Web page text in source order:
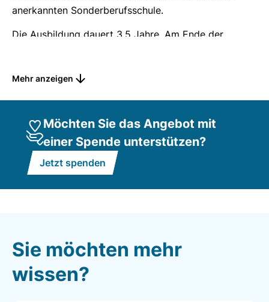
anerkannten Sonderberufsschule.
Die Ausbildung dauert 3,5 Jahre. Am Ende der
Handelskammer (IHK) abgelegt.
Industriemechanik verfügen über technisches
Verständnis und handwerkliches Geschick. Sie haben
ein gutes räumliches Vorstellungsvermöge und
arbeiten exakt und sorgfältig. Sie sind unempfindlich
gegenüber Lärm und Schmutz. Für die Ausbildung
Mehr anzeigen
Möchten Sie das Angebot mit
einer Spende unterstützen?
Jetzt spenden
Sie möchten mehr
wissen?